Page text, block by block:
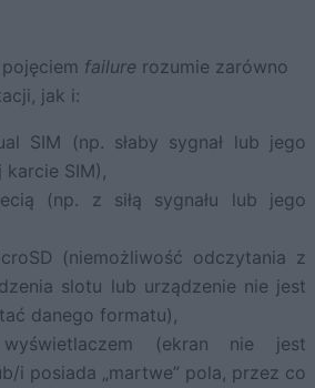
failure rozumie zarówno
jak i:
SIM (np. słaby sygnał lub jego
karcie SIM),
(np. z siłą sygnału lub jego
(niemożliwość odczytania z
slotu lub urządzenie nie jest
danego formatu),
(ekran nie jest
i posiada „martwe” pola, przez co